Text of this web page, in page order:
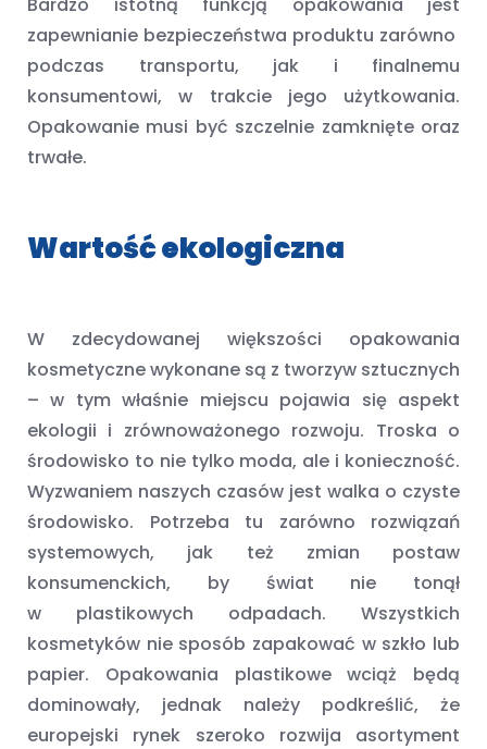
zapewnianie bezpieczeństwa produktu zarówno
podczas transportu, jak i finalnemu
konsumentowi, w trakcie jego użytkowania.
Opakowanie musi być szczelnie zamknięte oraz
trwałe.
Wartość ekologiczna
W zdecydowanej większości opakowania
kosmetyczne wykonane są z tworzyw sztucznych
– w tym właśnie miejscu pojawia się aspekt
ekologii i zrównoważonego rozwoju. Troska o
środowisko to nie tylko moda, ale i konieczność.
Wyzwaniem naszych czasów jest walka o czyste
środowisko. Potrzeba tu zarówno rozwiązań
systemowych, jak też zmian postaw
konsumenckich, by świat nie tonął
w plastikowych odpadach. Wszystkich
kosmetyków nie sposób zapakować w szkło lub
papier. Opakowania plastikowe wciąż będą
dominowały, jednak należy podkreślić, że
europejski rynek szeroko rozwija asortyment